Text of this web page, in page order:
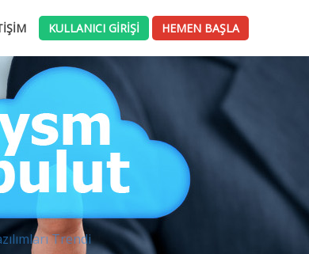
KULLANICI GİRİŞİ HEMEN BAŞLA
Trendi